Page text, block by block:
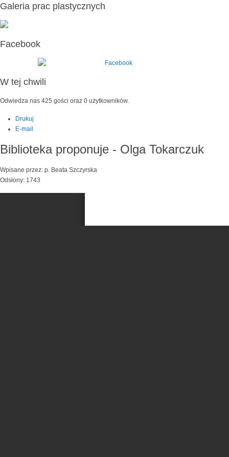
Galeria prac plastycznych
Facebook
W tej chwili
Odwiedza nas 425 gości oraz 0 użytkowników.
Drukuj
E-mail
Biblioteka proponuje - Olga Tokarczuk
Wpisane przez: p. Beata Szczyrska
Odsłony: 1743